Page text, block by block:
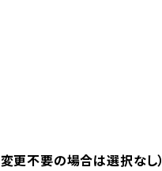
更不要の場合は選択なし）